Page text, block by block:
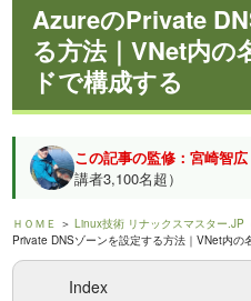
AzureのPrivate
る方法｜VNet内の
ドで構成する
この記事の監修：宮崎智広
講者3,100名超）
ＨＯＭＥ ＞Linux技術 リナックスマスター.JP
Private DNSゾーンを設定する方法｜VNet内の
Index